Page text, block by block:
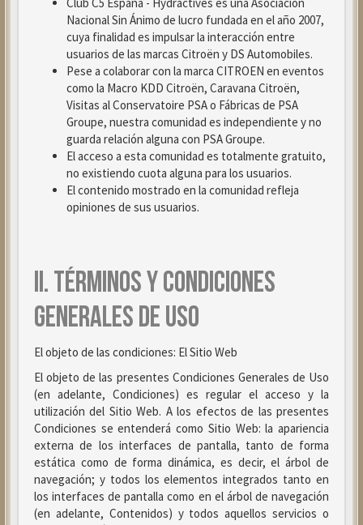
Nacional Sin Ánimo de lucro fundada en el año 2007,
cuya finalidad es impulsar la interacción entre
usuarios de las marcas Citroën y DS Automobiles.
Pese a colaborar con la marca CITROEN en eventos
como la Macro KDD Citroën, Caravana Citroën,
Visitas al Conservatoire PSA o Fábricas de PSA
Groupe, nuestra comunidad es independiente y no
guarda relación alguna con PSA Groupe.
El acceso a esta comunidad es totalmente gratuito,
no existiendo cuota alguna para los usuarios.
El contenido mostrado en la comunidad refleja
opiniones de sus usuarios.
II. TÉRMINOS Y CONDICIONES
GENERALES DE USO
El objeto de las condiciones: El Sitio Web
El objeto de las presentes Condiciones Generales de Uso
(en adelante, Condiciones) es regular el acceso y la
utilización del Sitio Web. A los efectos de las presentes
Condiciones se entenderá como Sitio Web: la apariencia
externa de los interfaces de pantalla, tanto de forma
estática como de forma dinámica, es decir, el árbol de
navegación; y todos los elementos integrados tanto en
los interfaces de pantalla como en el árbol de navegación
(en adelante, Contenidos) y todos aquellos servicios o